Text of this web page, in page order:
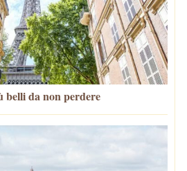
da non perdere